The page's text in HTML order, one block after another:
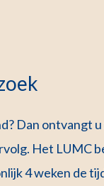
Dan ontvangt
Het LUMC
4 weken de